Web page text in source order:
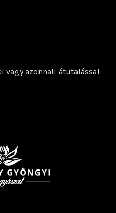
vagy azonnali átutalással